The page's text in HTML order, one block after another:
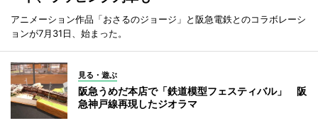
アニメーション作品「おさるのジョージ」と阪急電鉄とのコラボレーシ
ョンが7月31日、始まった。
見る・遊ぶ
阪急うめだ本店で「鉄道模型フェスティバル」 阪
急神戸線再現したジオラマ